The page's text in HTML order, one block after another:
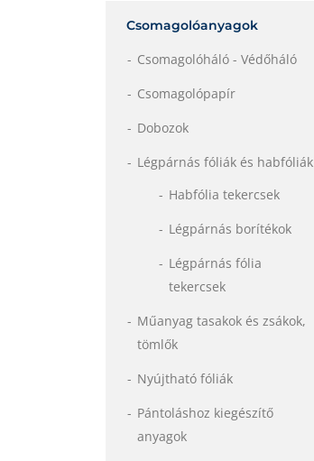
Csomagolóanyagok
Csomagolóháló - Védőháló
Csomagolópapír
Dobozok
Légpárnás fóliák és habfóliák
Habfólia tekercsek
Légpárnás borítékok
Légpárnás fólia
tekercsek
Műanyag tasakok és zsákok,
tömlők
Nyújtható fóliák
Pántoláshoz kiegészítő
anyagok